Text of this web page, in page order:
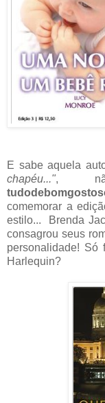
E sabe aquela
chapéu...",
comemorar a
estilo... Brenda
consagrou seus
personalidade! Só
Harlequin?